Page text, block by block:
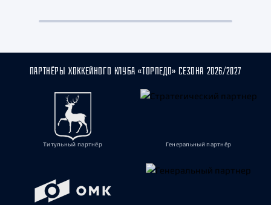
ПАРТНЁРЫ ХОККЕЙНОГО КЛУБА «ТОРПЕДО» СЕЗОНА 2026/2027
Титульный партнёр Генеральный партнёр